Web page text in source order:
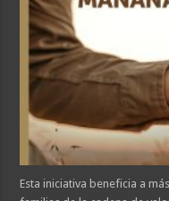
Esta iniciativa beneficia a